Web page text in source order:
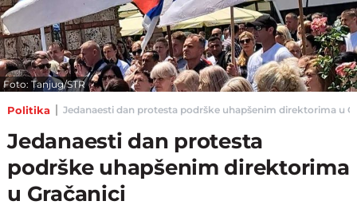
Foto: Tanjug/STR
Politika Jedanaesti dan protesta podrške uhapšenim direktorima u
Jedanaesti dan protesta
podrške uhapšenim direktorima
u Gračanici